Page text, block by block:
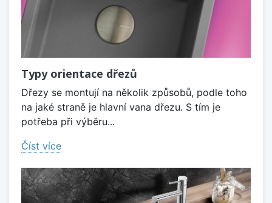
Typy orientace dřezů
Dřezy se montují na několik způsobů, podle toho
na jaké straně je hlavní vana dřezu. S tím je
potřeba při výběru...
Číst více